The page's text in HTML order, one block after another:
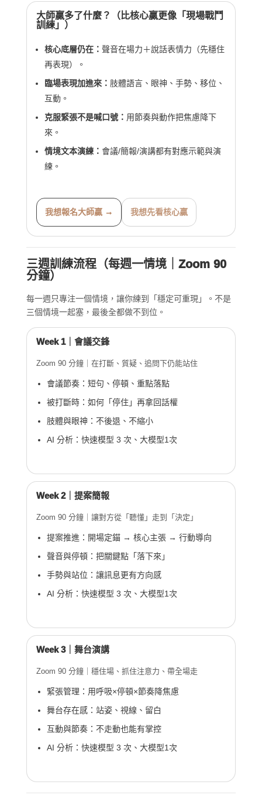
大師贏多了什麼？（比核心贏更像「現場戰鬥
訓練」）
核心底層仍在： 聲音在場力＋說話表情力（先穩住
再表現）。
臨場表現加進來： 肢體語言、眼神、手勢、移位、
互動。
克服緊張不是喊口號： 用節奏與動作把焦慮降下
來。
情境文本演練： 會議/簡報/演講都有對應示範與演
練。
我想報名大師贏 → 我想先看核心贏
三週訓練流程（每週一情境｜Zoom 90
分鐘）
每一週只專注一個情境，讓你練到「穩定可重現」。不是
三個情境一起塞，最後全都做不到位。
Week 1｜會議交鋒
Zoom 90 分鐘｜在打斷、質疑、追問下仍能站住
會議節奏：短句、停頓、重點落點
被打斷時：如何「停住」再拿回話權
肢體與眼神：不後退、不縮小
AI 分析：快速模型 3 次、大模型1次
Week 2｜提案簡報
Zoom 90 分鐘｜讓對方從「聽懂」走到「決定」
提案推進：開場定錨 → 核心主張 → 行動導向
聲音與停頓：把關鍵點「落下來」
手勢與站位：讓訊息更有方向感
AI 分析：快速模型 3 次、大模型1次
Week 3｜舞台演講
Zoom 90 分鐘｜穩住場、抓住注意力、帶全場走
緊張管理：用呼吸×停頓×節奏降焦慮
舞台存在感：站姿、視線、留白
互動與節奏：不走動也能有掌控
AI 分析：快速模型 3 次、大模型1次